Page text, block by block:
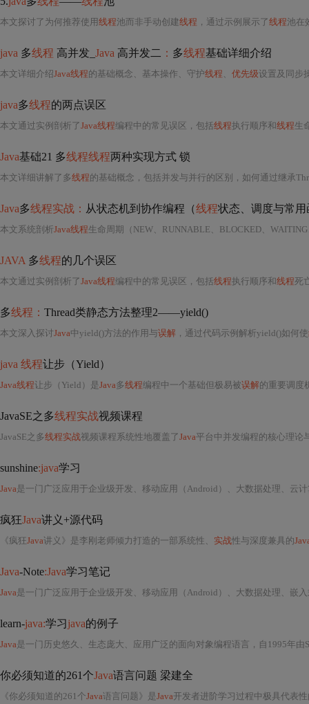
本文探讨了为何推荐使用线程池而非手动创建线程 ，通过示例展示了线程池在
java 多线程 高并发_ Java 高并发二 ： 多线程基础详细介绍
本文详细介绍Java线程的基础概念、基本操作、守护线程 、 优先级设置及同步
java多线程的两点误区
本文通过实例剖析了Java线程编程中的常见误区，包括线程执行顺序和线程生
Java基础21 多线程线程两种实现方式 锁
本文详细讲解了多线程的基础概念，包括并发与并行的区别，如何通过继承
Java多线程实战： 从状态机到协作编程（线程状态、调度与常
本文系统剖析Java线程生命周期（NEW、RUNNABLE、BLOCKED、WAITING、TIMED_WAITING、TERMINATED），深入对比
JAVA 多线程的几个误区
本文通过实例剖析了Java线程编程中的常见误区，包括线程执行顺序和线程死
多线程： Thread类静态方法整理2——yield()
本文深入探讨Java中yield()方法的作用与误解 ，通过代码示例解析yield()如何使
java 线程让步（Yield）
Java线程 让步（Yield）是Java多线程编程中一个基础但极易被误解的重要调度
JavaSE之多线程实战视频课程
JavaSE之多线程实战视频课程系统性地覆盖了Java平台中并发编程的核心理论
sunshine:java学习
Java是一门广泛应用于企业级开发、移动应用（Android）、大数据处理、云计算以及嵌入式系统的高级编程语言，自1995年由Sun Microsystems公司发布以来，凭借其“一次编写，到处运行”（Write Once, Run Anywhere）的跨平台特性、
疯狂Java讲义+源代码
《疯狂Java讲义》是李刚老师倾力打造的一部系统性、 实战性与深度兼具的
Java-Note:Java学习笔记
Java是一门广泛应用于企业级开发、移动应用（Android）、大数据处理、嵌入式系统及云计
learn-java:学习java的例子
Java是一门历史悠久、生态庞大、应用广泛的面向对象编程语言，自1995年由Sun Microsystems（后被Oracle收购）正式发布以来，凭借其“一次编写，到处运行”（Write Once, Run Anywhere）的跨平台特性、强类型安全机制、自动内存管理（垃圾回收GC）、丰富的标
你必须知道的261个Java语言问题 梁建全
《你必须知道的261个Java语言问题》是Java开发者进阶学习过程中极具代表